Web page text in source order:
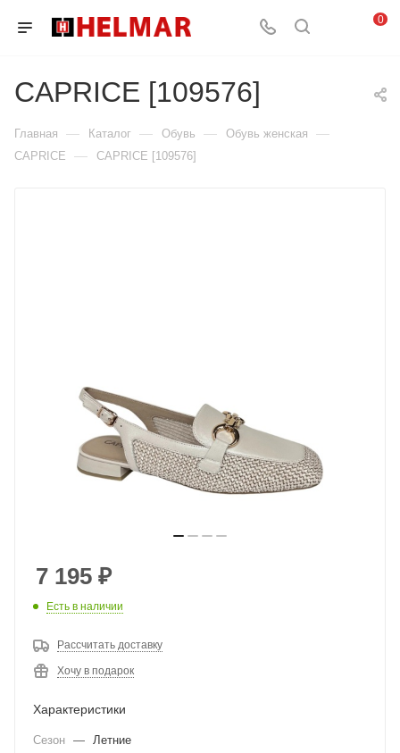
0
CAPRICE [109576]
Главная — Каталог — Обувь — Обувь женская —
CAPRICE — CAPRICE [109576]
7 195 ₽
Есть в наличии
Рассчитать доставку
Хочу в подарок
Характеристики
Сезон —
Летние